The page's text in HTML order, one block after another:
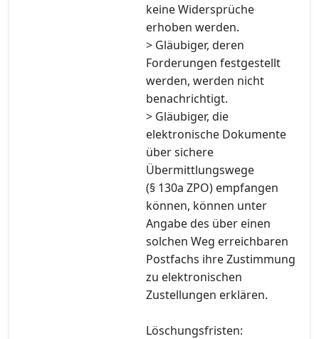
keine Widersprüche
erhoben werden.
> Gläubiger, deren
Forderungen festgestellt
werden, werden nicht
benachrichtigt.
> Gläubiger, die
elektronische Dokumente
über sichere
Übermittlungswege
(§ 130a ZPO) empfangen
können, können unter
Angabe des über einen
solchen Weg erreichbaren
Postfachs ihre Zustimmung
zu elektronischen
Zustellungen erklären.
Löschungsfristen: